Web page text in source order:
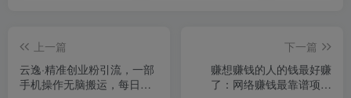
上一篇
云逸·精准创业粉引流，一部
手机操作无脑搬运，每日轻
下一篇
赚想赚钱的人的钱最好赚
了：网络赚钱最靠谱项目